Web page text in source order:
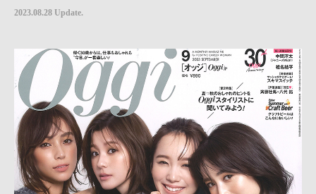
2023.08.28 Update.